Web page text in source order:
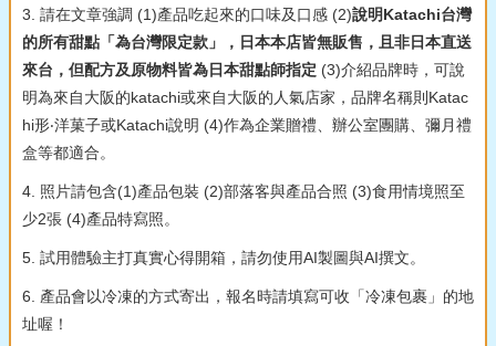
3. 請在文章強調 (1)產品吃起來的口味及口感 (2)說明Katachi台灣
的所有甜點「為台灣限定款」，日本本店皆無販售，且非日本直送
來台，但配方及原物料皆為日本甜點師指定 (3)介紹品牌時，可說
明為來自大阪的katachi或來自大阪的人氣店家，品牌名稱則Katac
hi形‧洋菓子或Katachi說明 (4)作為企業贈禮、辦公室團購、彌月禮
盒等都適合。
4. 照片請包含(1)產品包裝 (2)部落客與產品合照 (3)食用情境照至
少2張 (4)產品特寫照。
5. 試用體驗主打真實心得開箱，請勿使用AI製圖與AI撰文。
6. 產品會以冷凍的方式寄出，報名時請填寫可收「冷凍包裹」的地
址喔！